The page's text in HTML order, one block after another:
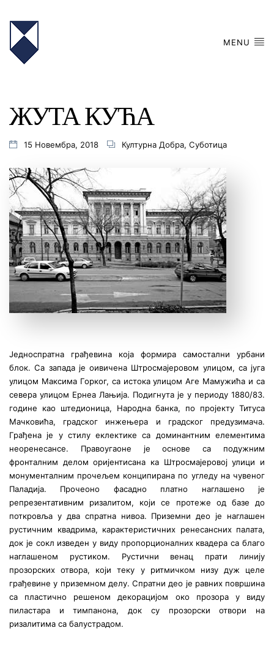
MENU
ЖУТА КУЋА
15 Новембра, 2018 Културна Добра, Суботица
Једноспратна грађевина која формира самостални урбани
блок. Са запада је оивичена Штросмајеровом улицом, са југа
улицом Максима Горког, са истока улицом Аге Мамужића и са
севера улицом Ернеа Лањија. Подигнута је у периоду 1880/83.
године као штедионица, Народна банка, по пројекту Титуса
Мачковића, градског инжењера и градског предузимача.
Грађена је у стилу еклектике са доминантним елементима
неоренесансе. Правоугаоне је основе са подужним
фронталним делом оријентисана ка Штросмајеровој улици и
монументалним прочељем конципирана по угледу на чувеног
Паладија. Прочеоно фасадно платно наглашено је
репрезентативним ризалитом, који се протеже од базе до
поткровља у два спратна нивоа. Приземни део је наглашен
рустичним квадрима, карактеристичних ренесансних палата,
док је сокл изведен у виду пропорционалних квадера са благо
наглашеном рустиком. Рустични венац прати линију
прозорских отвора, који теку у ритмичком низу дуж целе
грађевине у приземном делу. Спратни део је равних површина
са пластично решеном декорацијом око прозора у виду
пиластара и тимпанона, док су прозорски отвори на
ризалитима са балустрадом.